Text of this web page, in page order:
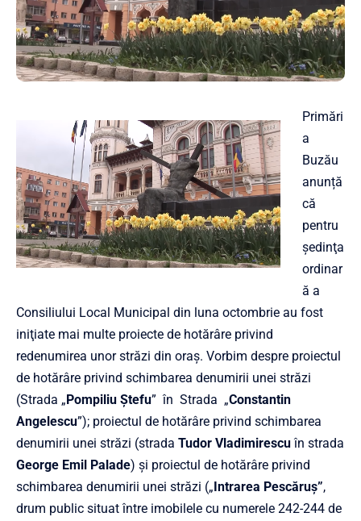
Primări
a
Buzău
anunță
că
pentru
şedinţa
ordinar
ă a
Consiliului Local Municipal din luna octombrie au fost
iniţiate mai multe proiecte de hotărâre privind
redenumirea unor străzi din oraș. Vorbim despre proiectul
de hotărâre privind schimbarea denumirii unei străzi
(Strada „Pompiliu Ștefu” în Strada „Constantin
Angelescu”); proiectul de hotărâre privind schimbarea
denumirii unei străzi (strada Tudor Vladimirescuîn strada
George Emil Palade) și proiectul de hotărâre privind
schimbarea denumirii unei străzi („Intrarea Pescăruş”,
drum public situat între imobilele cu numerele 242-244 de